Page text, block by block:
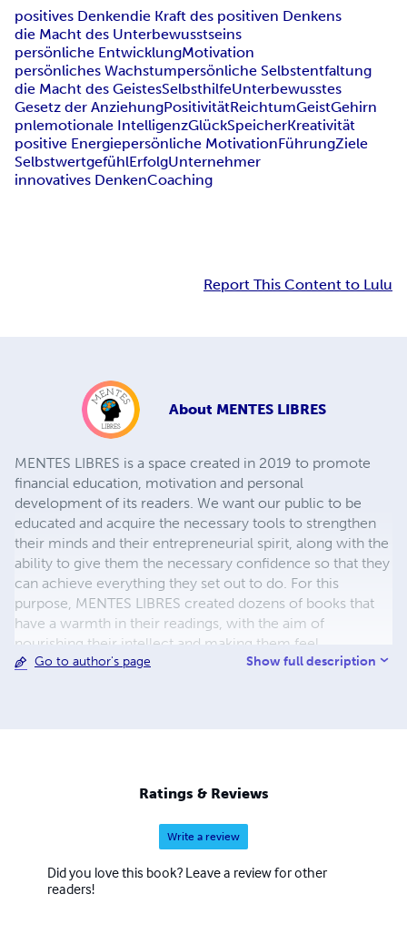
positives Denkendie Kraft des positiven Denkens
die Macht des Unterbewusstseins
persönliche EntwicklungMotivation
persönliches Wachstumpersönliche Selbstentfaltung
die Macht des GeistesSelbsthilfeUnterbewusstes
Gesetz der AnziehungPositivitätReichtumGeistGehirn
pnlemotionale IntelligenzGlückSpeicherKreativität
positive Energiepersönliche MotivationFührungZiele
SelbstwertgefühlErfolgUnternehmer
innovatives DenkenCoaching
Report This Content to Lulu
About MENTES LIBRES
MENTES LIBRES is a space created in 2019 to promote
financial education, motivation and personal
development of its readers. We want our public to be
educated and acquire the necessary tools to strengthen
their minds and their entrepreneurial spirit, along with the
ability to give them the necessary confidence so that they
can achieve everything they set out to do. For this
purpose, MENTES LIBRES created dozens of books that
have a warmth in their readings, with the aim of
nourishing their intellect and making them feel
accompanied in the process towards a life of abundance.
Go to author's page Show full description
Ratings & Reviews
Write a review
Did you love this book? Leave a review for other
readers!